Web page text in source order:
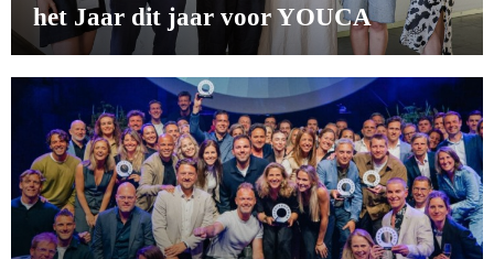
het Jaar dit jaar voor YOUCA